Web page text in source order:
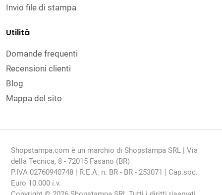
Invio file di stampa
Utilità
Domande frequenti
Recensioni clienti
Blog
Mappa del sito
Shopstampa.com è un marchio di Shopstampa SRL | Via
della Tecnica, 8 - 72015 Fasano (BR)
P.IVA 02760940748 | R.E.A. n. BR - BR - 253071 | Cap.soc.
Euro 10.000 i.v.